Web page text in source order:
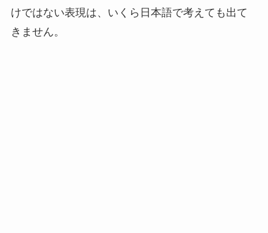
けではない表現は、いくら日本語で考えても出て
きません。